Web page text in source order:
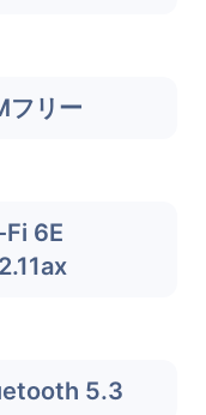
フリー
6E
5.3